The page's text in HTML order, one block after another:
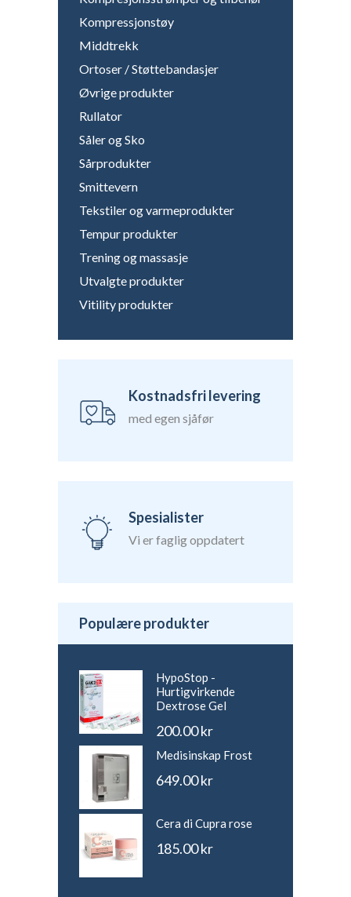
Kompressjonstøy
Middtrekk
Ortoser / Støttebandasjer
Øvrige produkter
Rullator
Såler og Sko
Sårprodukter
Smittevern
Tekstiler og varmeprodukter
Tempur produkter
Trening og massasje
Utvalgte produkter
Vitility produkter
Kostnadsfri levering
med egen sjåfør
Spesialister
Vi er faglig oppdatert
Populære produkter
HypoStop -
Hurtigvirkende
Dextrose Gel
200.00kr
Medisinskap Frost
649.00kr
Cera di Cupra rose
185.00kr